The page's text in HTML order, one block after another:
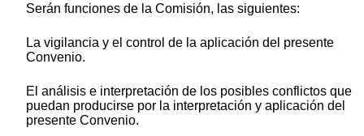
Serán funciones de la Comisión, las siguientes:
La vigilancia y el control de la aplicación del presente
Convenio.
El análisis e interpretación de los posibles conflictos que
puedan producirse por la interpretación y aplicación del
presente Convenio.